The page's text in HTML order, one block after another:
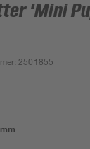
'Mini
: 2501855